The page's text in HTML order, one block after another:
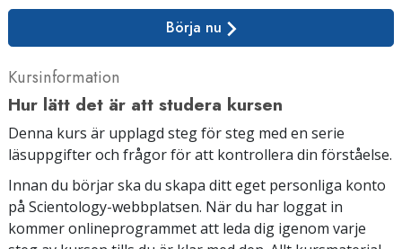
Börja nu
Kursinformation
Hur lätt det är att studera kursen
Denna kurs är upplagd steg för steg med en serie
läsuppgifter och frågor för att kontrollera din förståelse.
Innan du börjar ska du skapa ditt eget personliga konto
på Scientology-webbplatsen. När du har loggat in
kommer onlineprogrammet att leda dig igenom varje